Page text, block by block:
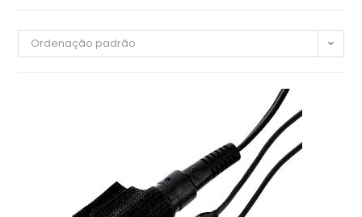
Ordenação padrão